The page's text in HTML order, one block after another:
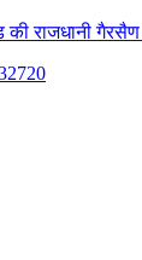
राजधानी गैरसैण